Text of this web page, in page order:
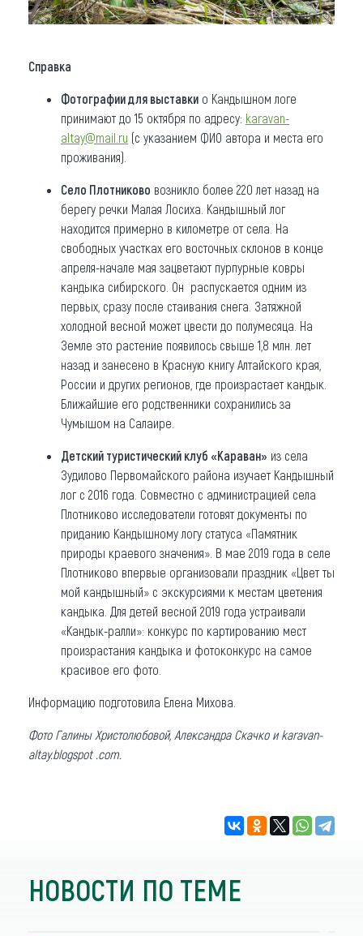
Справка
Фотографии для выставки о Кандышном логе
принимают до 15 октября по адресу: karavan-
altay@mail.ru (с указанием ФИО автора и места его
проживания).
Село Плотниково возникло более 220 лет назад на
берегу речки Малая Лосиха. Кандышный лог
находится примерно в километре от села. На
свободных участках его восточных склонов в конце
апреля-начале мая зацветают пурпурные ковры
кандыка сибирского. Он распускается одним из
первых, сразу после стаивания снега. Затяжной
холодной весной может цвести до полумесяца. На
Земле это растение появилось свыше 1,8 млн. лет
назад и занесено в Красную книгу Алтайского края,
России и других регионов, где произрастает кандык.
Ближайшие его родственники сохранились за
Чумышом на Салаире.
Детский туристический клуб «Караван» из села
Зудилово Первомайского района изучает Кандышный
лог с 2016 года. Совместно с администрацией села
Плотниково исследователи готовят документы по
приданию Кандышному логу статуса «Памятник
природы краевого значения». В мае 2019 года в селе
Плотниково впервые организовали праздник «Цвет ты
мой кандышный» с экскурсиями к местам цветения
кандыка. Для детей весной 2019 года устраивали
«Кандык-ралли»: конкурс по картированию мест
произрастания кандыка и фотоконкурс на самое
красивое его фото.
Информацию подготовила Елена Михова.
Фото Галины Христолюбовой, Александра Скачко и karavan-
altay.blogspot .com.
НОВОСТИ ПО ТЕМЕ